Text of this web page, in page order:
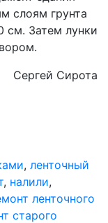
слоям грунта
см. Затем лунки
Сергей Сирота
, ленточный
, налили,
ленточного
старого